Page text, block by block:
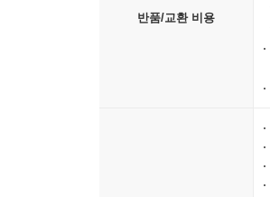
반품/교환 비용